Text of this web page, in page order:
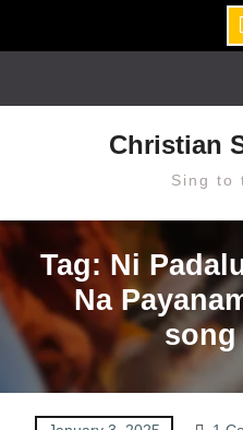
Christian
Sing to
Tag: Ni
Na